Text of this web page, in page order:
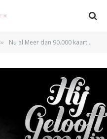
» Nu al Meer dan 90.000 kaarten verkocht voor musical André Hazes